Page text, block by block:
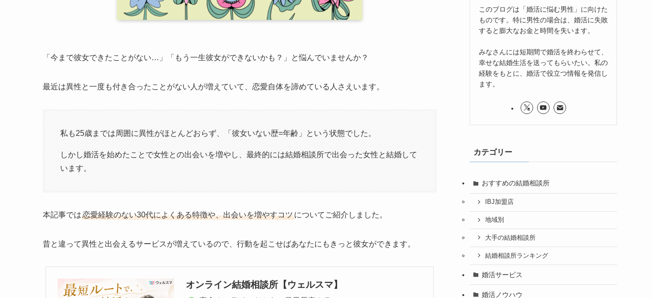
「今まで彼女できたことがない…」「もう一生彼女ができないかも？」と悩んでいませんか？
最近は異性と一度も付き合ったことがない人が増えていて、恋愛自体を諦めている人さえいます。
私も25歳までは周囲に異性がほとんどおらず、「彼女いない歴=年齢」という状態でした。
しかし婚活を始めたことで女性との出会いを増やし、最終的には結婚相談所で出会った女性と結婚して
います。
本記事では恋愛経験のない30代によくある特徴や、出会いを増やすコツについてご紹介しました。
昔と違って異性と出会えるサービスが増えているので、行動を起こせばあなたにもきっと彼女ができます。
オンライン結婚相談所【ウェルスマ】
このブログは「婚活に悩む男性」に向けた
ものです。特に男性の場合は、婚活に失敗
すると膨大なお金と時間を失います。
みなさんには短期間で婚活を終わらせて、
幸せな結婚生活を送ってもらいたい。私の
経験をもとに、婚活で役立つ情報を発信し
ます。
カテゴリー
おすすめの結婚相談所
IBJ加盟店
地域別
大手の結婚相談所
結婚相談所ランキング
婚活サービス
婚活ノウハウ